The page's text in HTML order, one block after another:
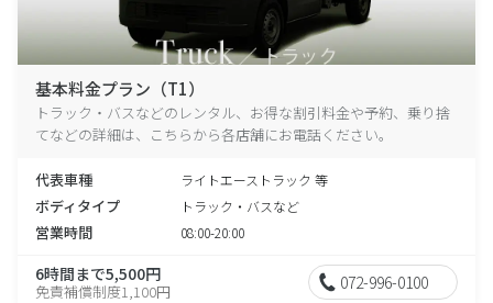
基本料金プラン（T1）
トラック・バスなどのレンタル、お得な割引料金や予約、乗り捨
てなどの詳細は、こちらから各店舗にお電話ください。
代表車種 ライトエーストラック 等
ボディタイプ トラック・バスなど
営業時間 08:00-20:00
6時間まで5,500円
免責補償制度1,100円 072-996-0100